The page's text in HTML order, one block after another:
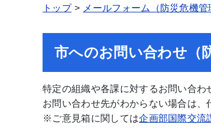
トップ メールフォーム（防災危機管
市へのお問い合わせ（
特定の組織や各課に対するお問い合わ
お問い合わせ先がわからない場合は、
※ご意見箱に関しては企画部国際交流